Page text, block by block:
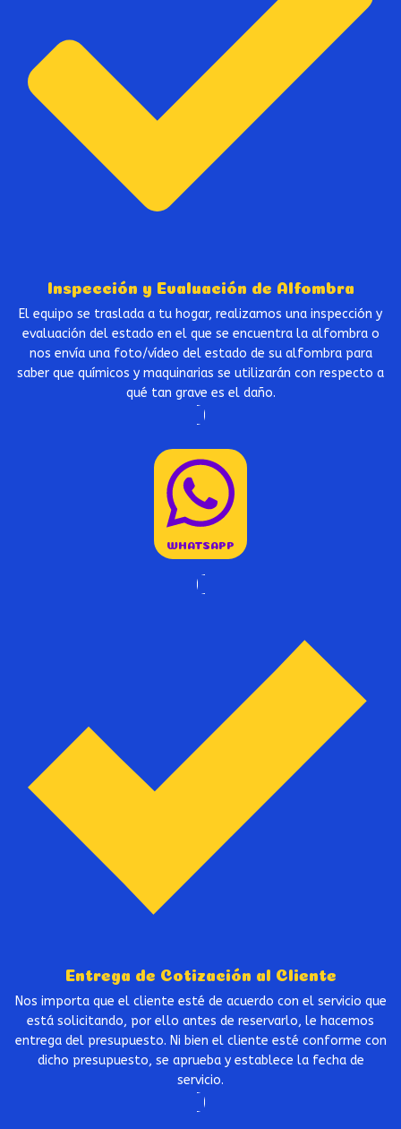
Inspección y Evaluación de Alfombra
El equipo se traslada a tu hogar, realizamos una inspección y
evaluación del estado en el que se encuentra la alfombra o
nos envía una foto/vídeo del estado de su alfombra para
saber que químicos y maquinarias se utilizarán con respecto a
qué tan grave es el daño.
WHATSAPP
Entrega de Cotización al Cliente
Nos importa que el cliente esté de acuerdo con el servicio que
está solicitando, por ello antes de reservarlo, le hacemos
entrega del presupuesto. Ni bien el cliente esté conforme con
dicho presupuesto, se aprueba y establece la fecha de
servicio.